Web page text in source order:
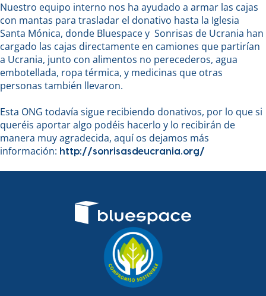
Nuestro equipo interno nos ha ayudado a armar las cajas
con mantas para trasladar el donativo hasta la Iglesia
Santa Mónica, donde Bluespace y Sonrisas de Ucrania han
cargado las cajas directamente en camiones que partirían
a Ucrania, junto con alimentos no perecederos, agua
embotellada, ropa térmica, y medicinas que otras
personas también llevaron.
Esta ONG todavía sigue recibiendo donativos, por lo que si
queréis aportar algo podéis hacerlo y lo recibirán de
manera muy agradecida, aquí os dejamos más
información: http://sonrisasdeucrania.org/